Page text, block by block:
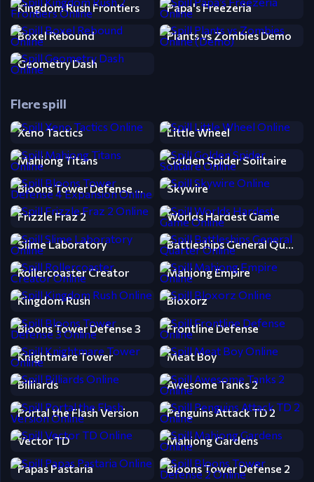
Kingdom Rush Frontiers Papa's Freezeria
Boxel Rebound Plants vs Zombies Demo
Geometry Dash
Flere spill
Xeno Tactics Little Wheel
Mahjong Titans Golden Spider Solitaire
Bloons Tower Defense 4 Expansion Skywire
Frizzle Fraz 2 Worlds Hardest Game
Slime Laboratory Battleships General Quarter
Rollercoaster Creator Mahjong Empire
Kingdom Rush Bloxorz
Bloons Tower Defense 3 Frontline Defense
Knightmare Tower Meat Boy
Billiards Awesome Tanks 2
Portal the Flash Version Penguins Attack TD 2
Vector TD Mahjong Gardens
Papas Pastaria Bloons Tower Defense 2